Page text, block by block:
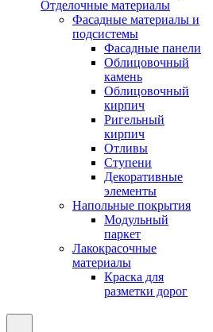
Отделочные материалы
Фасадные материалы и
подсистемы
Фасадные панели
Облицовочный
камень
Облицовочный
кирпич
Ригельный
кирпич
Отливы
Ступени
Декоративные
элементы
Напольные покрытия
Модульный
паркет
Лакокрасочные
материалы
Краска для
разметки дорог